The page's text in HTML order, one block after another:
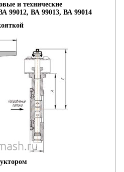
и технические
99012, ВА 99013, ВА 99014